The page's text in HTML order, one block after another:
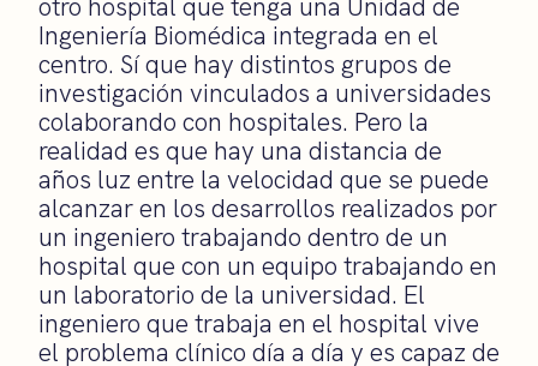
otro hospital que tenga una Unidad de
Ingeniería Biomédica integrada en el
centro. Sí que hay distintos grupos de
investigación vinculados a universidades
colaborando con hospitales. Pero la
realidad es que hay una distancia de
años luz entre la velocidad que se puede
alcanzar en los desarrollos realizados por
un ingeniero trabajando dentro de un
hospital que con un equipo trabajando en
un laboratorio de la universidad. El
ingeniero que trabaja en el hospital vive
el problema clínico día a día y es capaz de